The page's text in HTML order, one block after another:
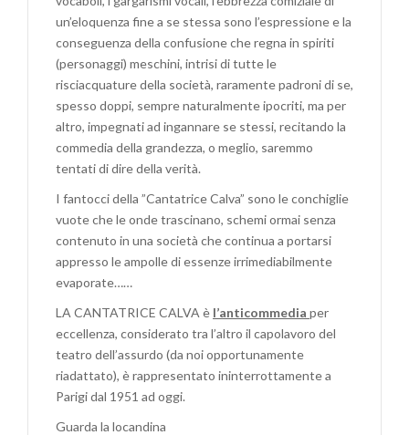
un’eloquenza fine a se stessa sono l’espressione e la
conseguenza della confusione che regna in spiriti
(personaggi) meschini, intrisi di tutte le
risciacquature della società, raramente padroni di se,
spesso doppi, sempre naturalmente ipocriti, ma per
altro, impegnati ad ingannare se stessi, recitando la
commedia della grandezza, o meglio, saremmo
tentati di dire della verità.
I fantocci della ”Cantatrice Calva” sono le conchiglie
vuote che le onde trascinano, schemi ormai senza
contenuto in una società che continua a portarsi
appresso le ampolle di essenze irrimediabilmente
evaporate……
LA CANTATRICE CALVA è l’anticommedia per
eccellenza, considerato tra l’altro il capolavoro del
teatro dell’assurdo (da noi opportunamente
riadattato), è rappresentato ininterrottamente a
Parigi dal 1951 ad oggi.
Guarda la locandina